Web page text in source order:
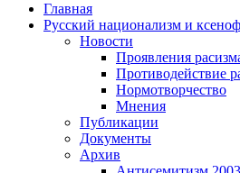
Главная
Русский национализм и
Новости
Проявления
Противодействие
Нормотворчество
Мнения
Публикации
Документы
Архив